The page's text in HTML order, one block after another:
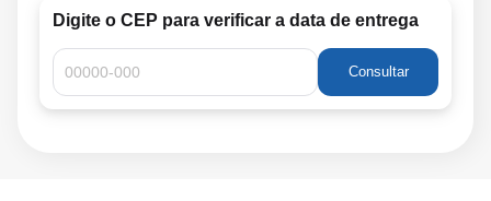
Digite o CEP para verificar a data de entrega
Consultar